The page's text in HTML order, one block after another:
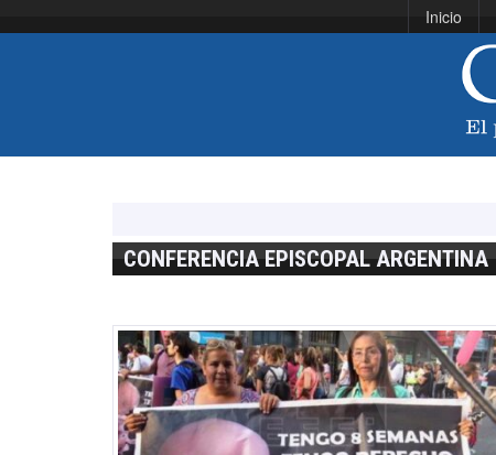
Inicio
CONFERENCIA EPISCOPAL ARGENTINA